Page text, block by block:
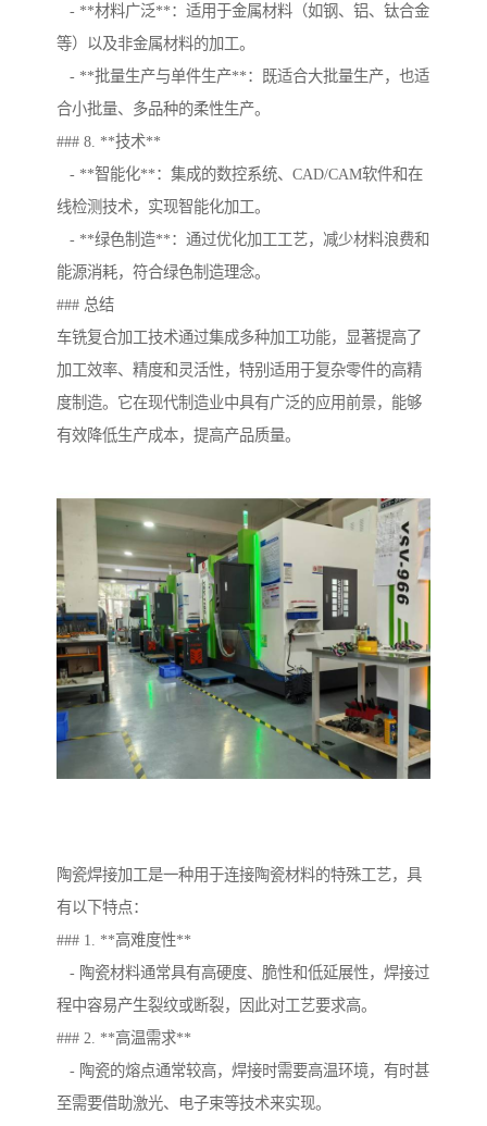
- **材料广泛**：适用于金属材料（如钢、铝、钛合金
等）以及非金属材料的加工。
- **批量生产与单件生产**：既适合大批量生产，也适
合小批量、多品种的柔性生产。
### 8. **技术**
- **智能化**：集成的数控系统、CAD/CAM软件和在
线检测技术，实现智能化加工。
- **绿色制造**：通过优化加工工艺，减少材料浪费和
能源消耗，符合绿色制造理念。
### 总结
车铣复合加工技术通过集成多种加工功能，显著提高了
加工效率、精度和灵活性，特别适用于复杂零件的高精
度制造。它在现代制造业中具有广泛的应用前景，能够
有效降低生产成本，提高产品质量。
陶瓷焊接加工是一种用于连接陶瓷材料的特殊工艺，具
有以下特点：
### 1. **高难度性**
- 陶瓷材料通常具有高硬度、脆性和低延展性，焊接过
程中容易产生裂纹或断裂，因此对工艺要求高。
### 2. **高温需求**
- 陶瓷的熔点通常较高，焊接时需要高温环境，有时甚
至需要借助激光、电子束等技术来实现。